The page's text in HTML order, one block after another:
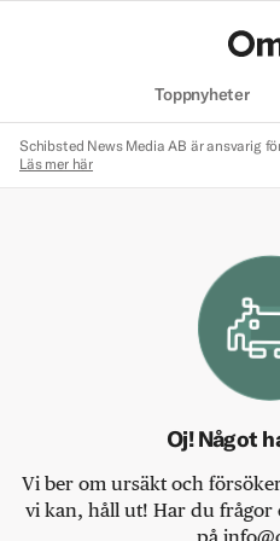
Toppnyheter
Schibsted News Media AB är ansvarig
Läs mer här
Oj! Något
Vi ber om ursäkt och
vi kan, håll ut! Har du frågor